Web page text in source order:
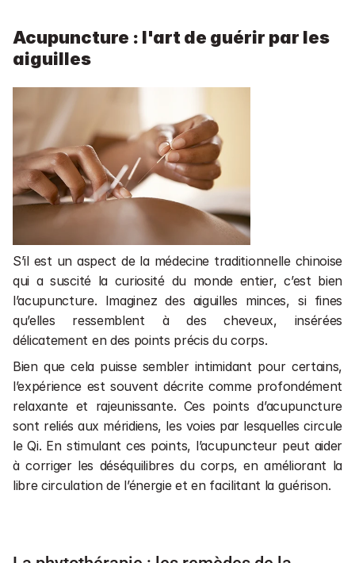
Acupuncture : l'art de guérir par les
aiguilles
S’il est un aspect de la médecine traditionnelle chinoise
qui a suscité la curiosité du monde entier, c’est bien
l’acupuncture. Imaginez des aiguilles minces, si fines
qu’elles ressemblent à des cheveux, insérées
délicatement en des points précis du corps.
Bien que cela puisse sembler intimidant pour certains,
l’expérience est souvent décrite comme profondément
relaxante et rajeunissante. Ces points d’acupuncture
sont reliés aux méridiens, les voies par lesquelles circule
le Qi. En stimulant ces points, l’acupuncteur peut aider
à corriger les déséquilibres du corps, en améliorant la
libre circulation de l’énergie et en facilitant la guérison.